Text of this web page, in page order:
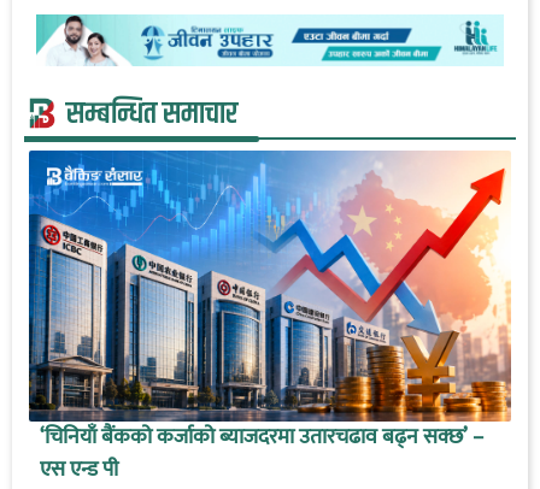
सम्बन्धित समाचार
‘चिनियाँ बैंकको कर्जाको ब्याजदरमा उतारचढाव बढ्न सक्छ’ –
एस एन्ड पी